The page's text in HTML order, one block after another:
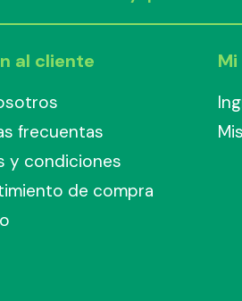
al cliente
frecuentas
y condiciones
de compra